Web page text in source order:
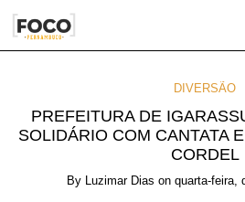
DIVERSÃO
PREFEITURA DE
SOLIDÁRIO COM CANTATA
CORDEL
By Luzimar Dias on quarta-feira,